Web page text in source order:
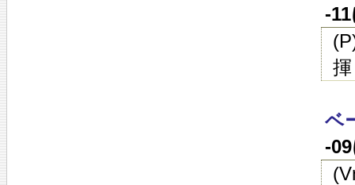
-
ベ
-